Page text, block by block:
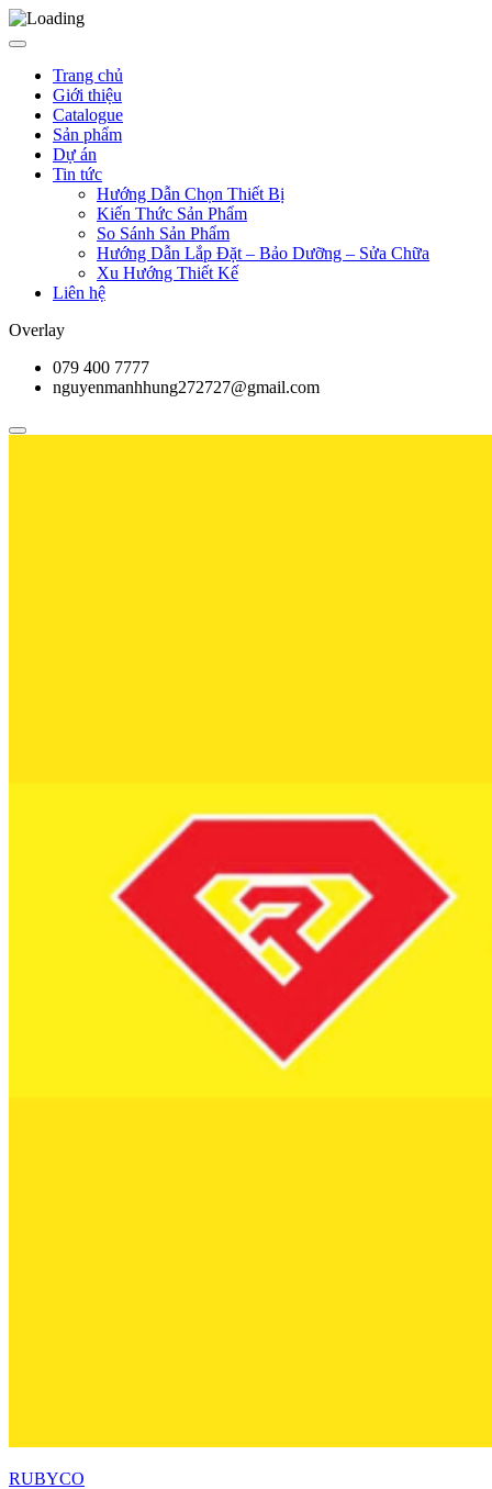
Trang chủ
Giới thiệu
Catalogue
Sản phẩm
Dự án
Tin tức
Hướng Dẫn Chọn Thiết Bị
Kiến Thức Sản Phẩm
So Sánh Sản Phẩm
Hướng Dẫn Lắp Đặt – Bảo Dưỡng – Sửa Chữa
Xu Hướng Thiết Kế
Liên hệ
Overlay
079 400 7777
nguyenmanhhung272727@gmail.com
RUBYCO